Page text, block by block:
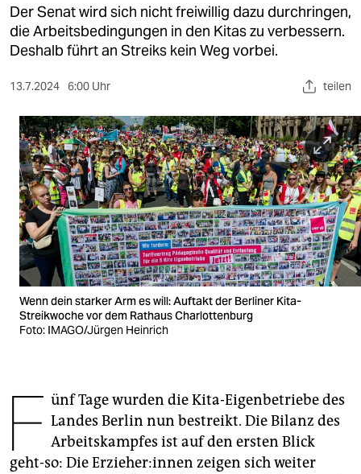
kultur
sport
berlin
nord
wahrheit
verlag
verlag
veranstaltungen
shop
fragen & hilfe
genossenschaft
epaper login
Der Senat wird sich nicht freiwillig dazu durchringen,
die Arbeitsbedingungen in den Kitas zu verbessern.
Deshalb führt an Streiks kein Weg vorbei.
13.7.2024 6:00 Uhr teilen
Wenn dein starker Arm es will: Auftakt der Berliner Kita-
Streikwoche vor dem Rathaus Charlottenburg
Foto: IMAGO/Jürgen Heinrich
F ünf Tage wurden die Kita-Eigenbetriebe des
Landes Berlin nun bestreikt. Die Bilanz des
Arbeitskampfes ist auf den ersten Blick
geht-so: Die Er­zie­he­r:in­nen zeigen sich weiter